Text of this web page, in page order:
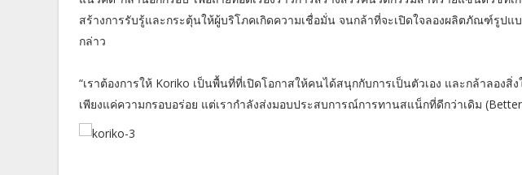
สร้างการรับรู้และกระตุ้นให้ผู้บริโภคเกิดความเชื่อมั่น จนกล้าที่จะเปิดใจลองผลิตภัณฑ์รูปแ
กล่าว
“เราต้องการให้ Koriko เป็นพื้นที่ที่เปิดโอกาสให้คนได้สนุกกับการเป็นตัวเอง และกล้าลองสิ่
เพียงแค่ความกรอบอร่อย แต่เรากำลังส่งมอบประสบการณ์การทานสแน็กที่ดีกว่าเดิม (Better